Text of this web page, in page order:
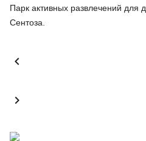
Парк активных развлечений для
Сентоза.

